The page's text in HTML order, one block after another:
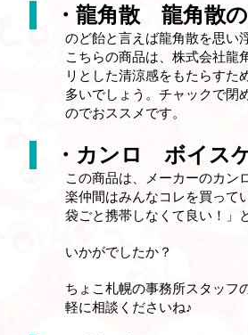
・龍角散 龍角散
のど飴と言えば龍角散を思い
こちらの商品は、株式会社龍
リとした清涼感をもたらすた
多いでしょう。チャックで閉
のでおススメです。
・カンロ ボイス
この商品は、メーカーのカン
楽仲間はみんなコレを買って
袋ごと携帯しなくて良い！」
いかがでしたか？
ちょこ札幌の事務所スタッフ
軽に相談くださいね♪